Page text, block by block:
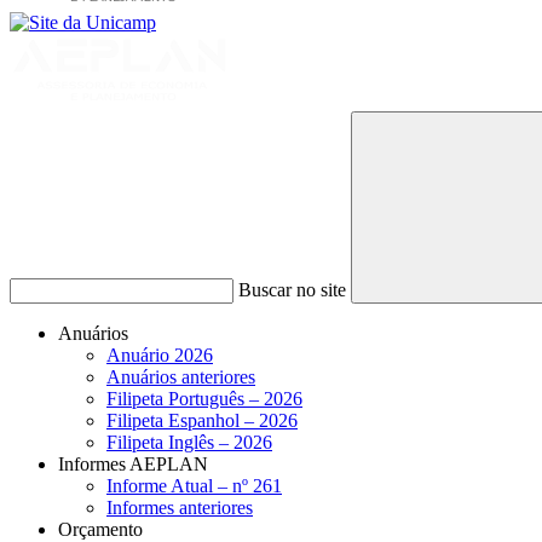
Buscar no site
Anuários
Anuário 2026
Anuários anteriores
Filipeta Português – 2026
Filipeta Espanhol – 2026
Filipeta Inglês – 2026
Informes AEPLAN
Informe Atual – nº 261
Informes anteriores
Orçamento